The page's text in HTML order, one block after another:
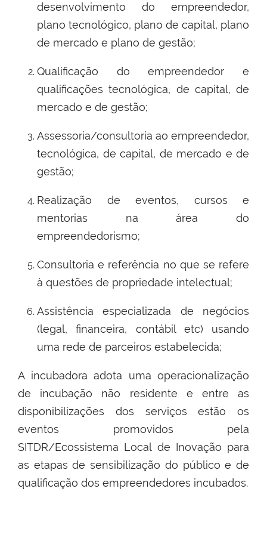
desenvolvimento do empreendedor,
plano tecnológico, plano de capital, plano
de mercado e plano de gestão;
Qualificação do empreendedor e
qualificações tecnológica, de capital, de
mercado e de gestão;
Assessoria/consultoria ao empreendedor,
tecnológica, de capital, de mercado e de
gestão;
Realização de eventos, cursos e
mentorias na área do
empreendedorismo;
Consultoria e referência no que se refere
à questões de propriedade intelectual;
Assistência especializada de negócios
(legal, financeira, contábil etc) usando
uma rede de parceiros estabelecida;
A incubadora adota uma operacionalização
de incubação não residente e entre as
disponibilizações dos serviços estão os
eventos promovidos pela
SITDR/Ecossistema Local de Inovação para
as etapas de sensibilização do público e de
qualificação dos empreendedores incubados.